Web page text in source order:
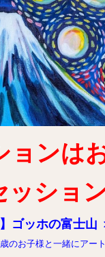
ョンは
ショ
ゴッホの富士山
お子様と一緒にアー